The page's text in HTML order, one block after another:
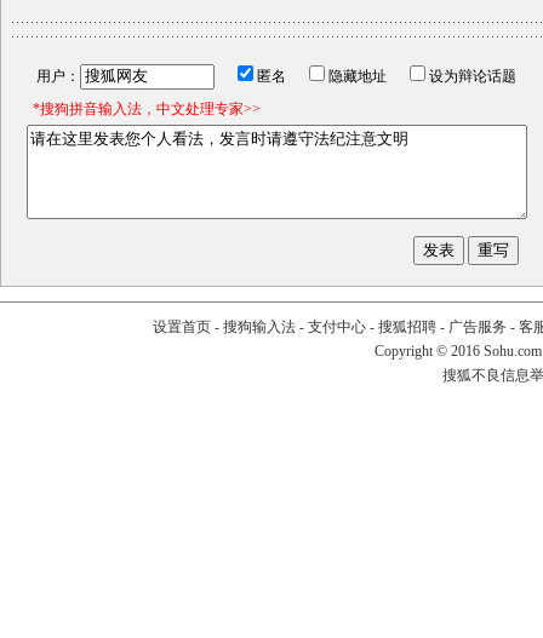
用户： 匿名 隐藏地址
设为辩论话题
*搜狗拼音输入法，中文处理专家>>
设置首页- 搜狗输入法- 支付中心- 搜狐招聘- 广告服务 - 客
Copyright © 2016
搜狐不良信息